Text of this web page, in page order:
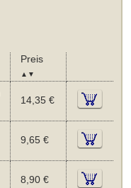
Preis
▲▼
14,35 €
9,65 €
8,90 €